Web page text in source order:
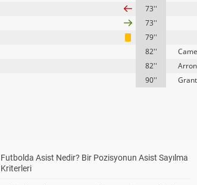
73''
73''
79''
82''
82''
90''
Futbolda Asist Nedir? Bir Pozisyonun Asist Sayılma
Kriterleri